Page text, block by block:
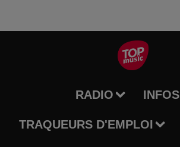
RADIO INFOS
TRAQUEURS D'EMPLOI